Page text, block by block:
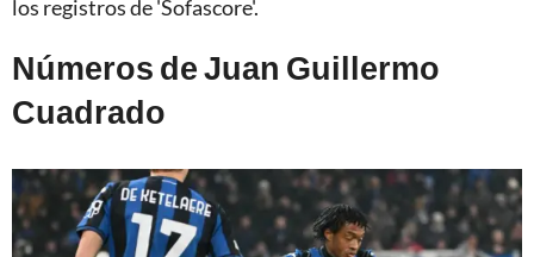
los registros de 'Sofascore'.
Números de Juan Guillermo
Cuadrado